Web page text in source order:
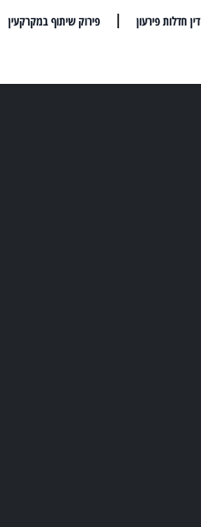
חדלות פירעון פירוק שיתוף במקרקעין